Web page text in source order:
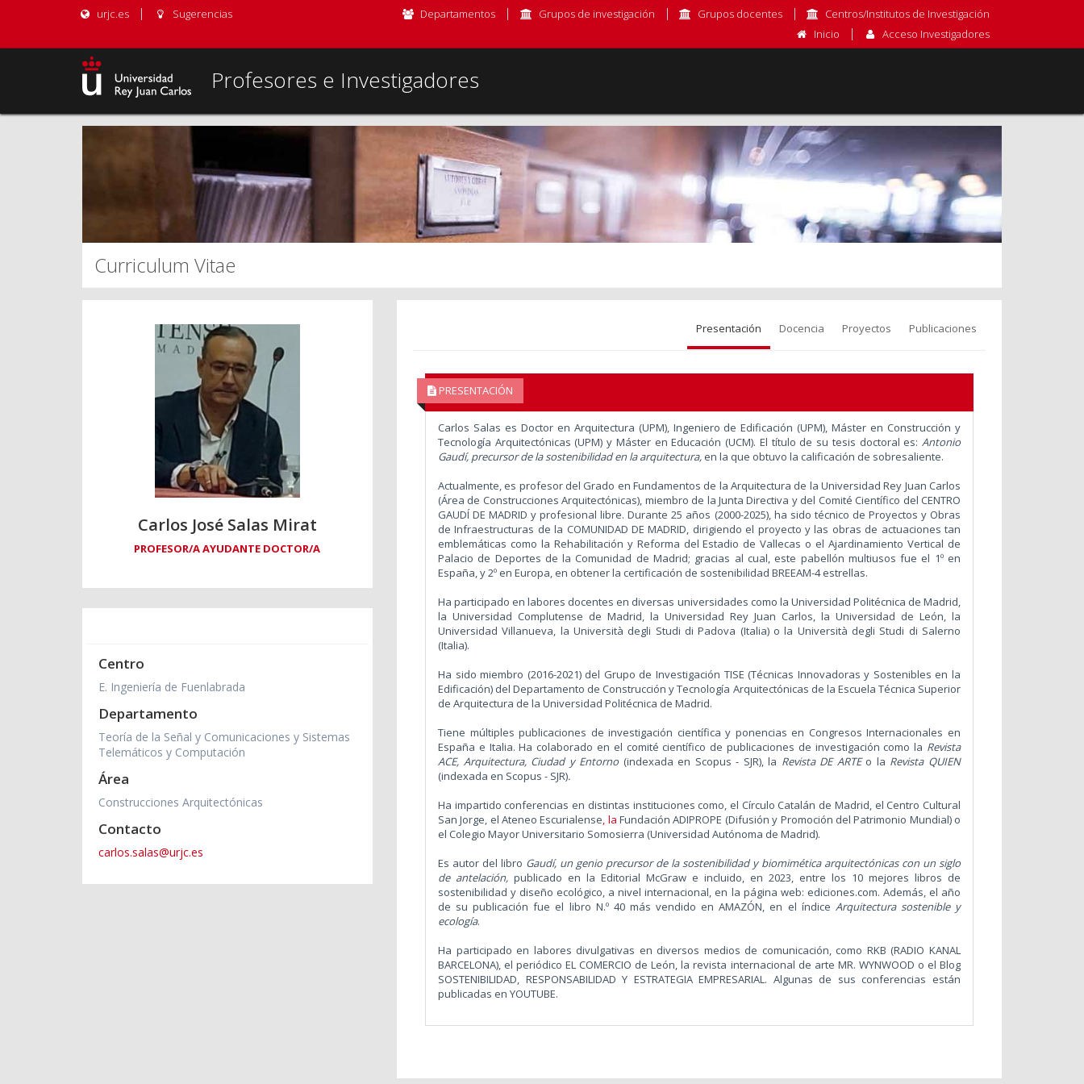
urjc.es Sugerencias Departamentos Grupos de investigación Grupos docentes
Centros/Institutos de Investigación
Inicio
Acceso Investigadores
Profesores e Investigadores
Curriculum Vitae
Carlos José Salas Mirat
PROFESOR/A AYUDANTE DOCTOR/A
Centro
E. Ingeniería de Fuenlabrada
Departamento
Teoría de la Señal y Comunicaciones y Sistemas
Telemáticos y Computación
Área
Construcciones Arquitectónicas
Contacto
carlos.salas@urjc.es
Presentación Docencia Proyectos Publicaciones
PRESENTACIÓN
Carlos Salas es Doctor en Arquitectura (UPM), Ingeniero de Edificación (UPM), Máster en Construcción y
Tecnología Arquitectónicas (UPM) y Máster en Educación (UCM). El título de su tesis doctoral es: Antonio
Gaudí, precursor de la sostenibilidad en la arquitectura,en la que obtuvo la calificación de sobresaliente.
Actualmente, es profesor del Grado en Fundamentos de la Arquitectura de la Universidad Rey Juan Carlos
(Área de Construcciones Arquitectónicas), miembro de la Junta Directiva y del Comité Científico del CENTRO
GAUDÍ DE MADRID y profesional libre. Durante 25 años (2000-2025), ha sido técnico de Proyectos y Obras
de Infraestructuras de la COMUNIDAD DE MADRID, dirigiendo el proyecto y las obras de actuaciones tan
emblemáticas como la Rehabilitación y Reforma del Estadio de Vallecas o el Ajardinamiento Vertical de
Palacio de Deportes de la Comunidad de Madrid; gracias al cual, este pabellón multiusos fue el 1º en
España, y 2º en Europa, en obtener la certificación de sostenibilidad BREEAM-4 estrellas.
Ha participado en labores docentes en diversas universidades como la Universidad Politécnica de Madrid,
la Universidad Complutense de Madrid, la Universidad Rey Juan Carlos, la Universidad de León, la
Universidad Villanueva, la Università degli Studi di Padova (Italia) o la Università degli Studi di Salerno
(Italia).
Ha sido miembro (2016-2021) del Grupo de Investigación TISE (Técnicas Innovadoras y Sostenibles en la
Edificación) del Departamento de Construcción y Tecnología Arquitectónicas de la Escuela Técnica Superior
de Arquitectura de la Universidad Politécnica de Madrid.
Tiene múltiples publicaciones de investigación científica y ponencias en Congresos Internacionales en
España e Italia. Ha colaborado en el comité científico de publicaciones de investigación como la Revista
ACE, Arquitectura, Ciudad y Entorno (indexada en Scopus - SJR), la Revista DE ARTE o la Revista QUIEN
(indexada en Scopus - SJR).
Ha impartido conferencias en distintas instituciones como, el Círculo Catalán de Madrid, el Centro Cultural
San Jorge, el Ateneo Escurialense , laFundación ADIPROPE (Difusión y Promoción del Patrimonio Mundial) o
el Colegio Mayor Universitario Somosierra (Universidad Autónoma de Madrid).
Es autor del libro Gaudí, un genio precursor de la sostenibilidad y biomimética arquitectónicas con un siglo
de antelación, publicado en la Editorial McGraw e incluido, en 2023, entre los 10 mejores libros de
sostenibilidad y diseño ecológico, a nivel internacional, en la página web: ediciones.com. Además, el año
de su publicación fue el libro N.º 40 más vendido en AMAZÓN, en el índice Arquitectura sostenible y
ecología.
Ha participado en labores divulgativas en diversos medios de comunicación, como RKB (RADIO KANAL
BARCELONA), el periódico EL COMERCIO de León, la revista internacional de arte MR. WYNWOOD o el Blog
SOSTENIBILIDAD, RESPONSABILIDAD Y ESTRATEGIA EMPRESARIAL . Algunas de sus conferencias están
publicadas en YOUTUBE.